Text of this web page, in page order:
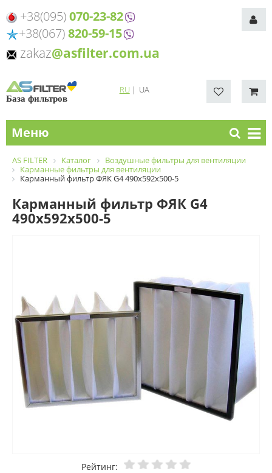
+38(095)070-23-82
+38(067)820-59-15
zakaz@asfilter.com.ua
База фильтров
RU| UA
Меню
AS FILTER Каталог
Воздушные фильтры для вентиляции
Карманные фильтры для вентиляции
Карманный фильтр ФЯК G4 490х592х500-5
Карманный фильтр ФЯК G4
490х592х500-5
Рейтинг: